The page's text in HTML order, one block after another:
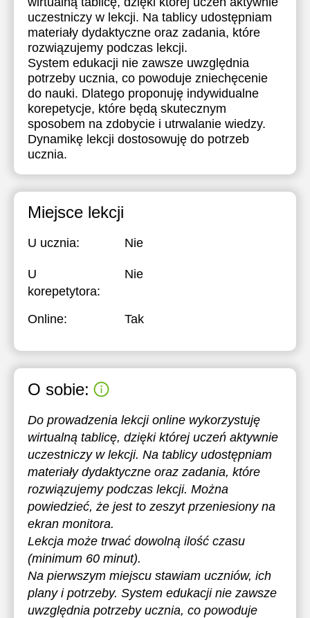
uczestniczy w lekcji. Na tablicy udostępniam
materiały dydaktyczne oraz zadania, które
rozwiązujemy podczas lekcji.
System edukacji nie zawsze uwzględnia
potrzeby ucznia, co powoduje zniechęcenie
do nauki. Dlatego proponuję indywidualne
korepetycje, które będą skutecznym
sposobem na zdobycie i utrwalanie wiedzy.
Dynamikę lekcji dostosowuję do potrzeb
ucznia.
Miejsce lekcji
U ucznia: Nie
U
korepetytora:
Nie
Online: Tak
O sobie:
Do prowadzenia lekcji online wykorzystuję
wirtualną tablicę, dzięki której uczeń aktywnie
uczestniczy w lekcji. Na tablicy udostępniam
materiały dydaktyczne oraz zadania, które
rozwiązujemy podczas lekcji. Można
powiedzieć, że jest to zeszyt przeniesiony na
ekran monitora.
Lekcja może trwać dowolną ilość czasu
(minimum 60 minut).
Na pierwszym miejscu stawiam uczniów, ich
plany i potrzeby. System edukacji nie zawsze
uwzględnia potrzeby ucznia, co powoduje
17:30
18:00
18:30
19:00
19:30
20:00
20:30